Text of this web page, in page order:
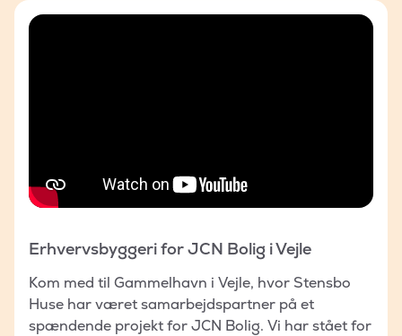
Erhvervsbyggeri for JCN Bolig i Vejle
Kom med til Gammelhavn i Vejle, hvor Stensbo
Huse har været samarbejdspartner på et
spændende projekt for JCN Bolig. Vi har stået for